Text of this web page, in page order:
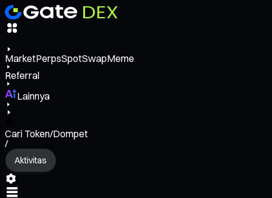
MarketPerpsSpotSwapMeme
Referral
Lainnya
Cari Token/Dompet
/
Aktivitas